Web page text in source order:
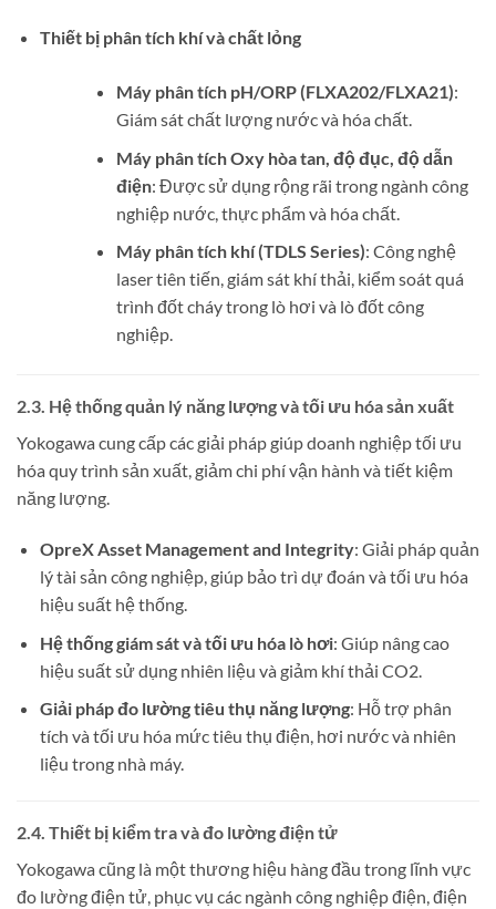
Thiết bị phân tích khí và chất lỏng
Máy phân tích pH/ORP (FLXA202/FLXA21):
Giám sát chất lượng nước và hóa chất.
Máy phân tích Oxy hòa tan, độ đục, độ dẫn
điện: Được sử dụng rộng rãi trong ngành công
nghiệp nước, thực phẩm và hóa chất.
Máy phân tích khí (TDLS Series): Công nghệ
laser tiên tiến, giám sát khí thải, kiểm soát quá
trình đốt cháy trong lò hơi và lò đốt công
nghiệp.
2.3. Hệ thống quản lý năng lượng và tối ưu hóa sản xuất
Yokogawa cung cấp các giải pháp giúp doanh nghiệp tối ưu
hóa quy trình sản xuất, giảm chi phí vận hành và tiết kiệm
năng lượng.
OpreX Asset Management and Integrity: Giải pháp quản
lý tài sản công nghiệp, giúp bảo trì dự đoán và tối ưu hóa
hiệu suất hệ thống.
Hệ thống giám sát và tối ưu hóa lò hơi: Giúp nâng cao
hiệu suất sử dụng nhiên liệu và giảm khí thải CO2.
Giải pháp đo lường tiêu thụ năng lượng: Hỗ trợ phân
tích và tối ưu hóa mức tiêu thụ điện, hơi nước và nhiên
liệu trong nhà máy.
2.4. Thiết bị kiểm tra và đo lường điện tử
Yokogawa cũng là một thương hiệu hàng đầu trong lĩnh vực
đo lường điện tử, phục vụ các ngành công nghiệp điện, điện